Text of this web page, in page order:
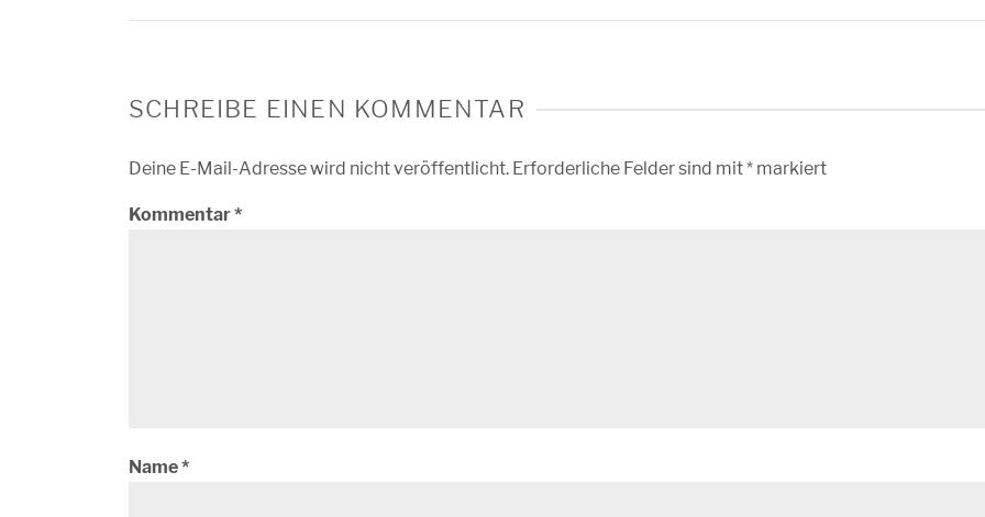
SCHREIBE EINEN KOMMENTAR
Deine E-Mail-Adresse wird nicht veröffentlicht. Erforderliche Felder sind mit* markiert
Kommentar*
Name*